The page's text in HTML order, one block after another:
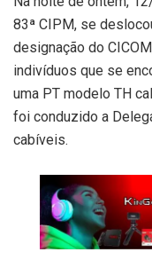
83ª CIPM, se
designação do
indivíduos que se
uma PT modelo TH
foi conduzido a
cabíveis.